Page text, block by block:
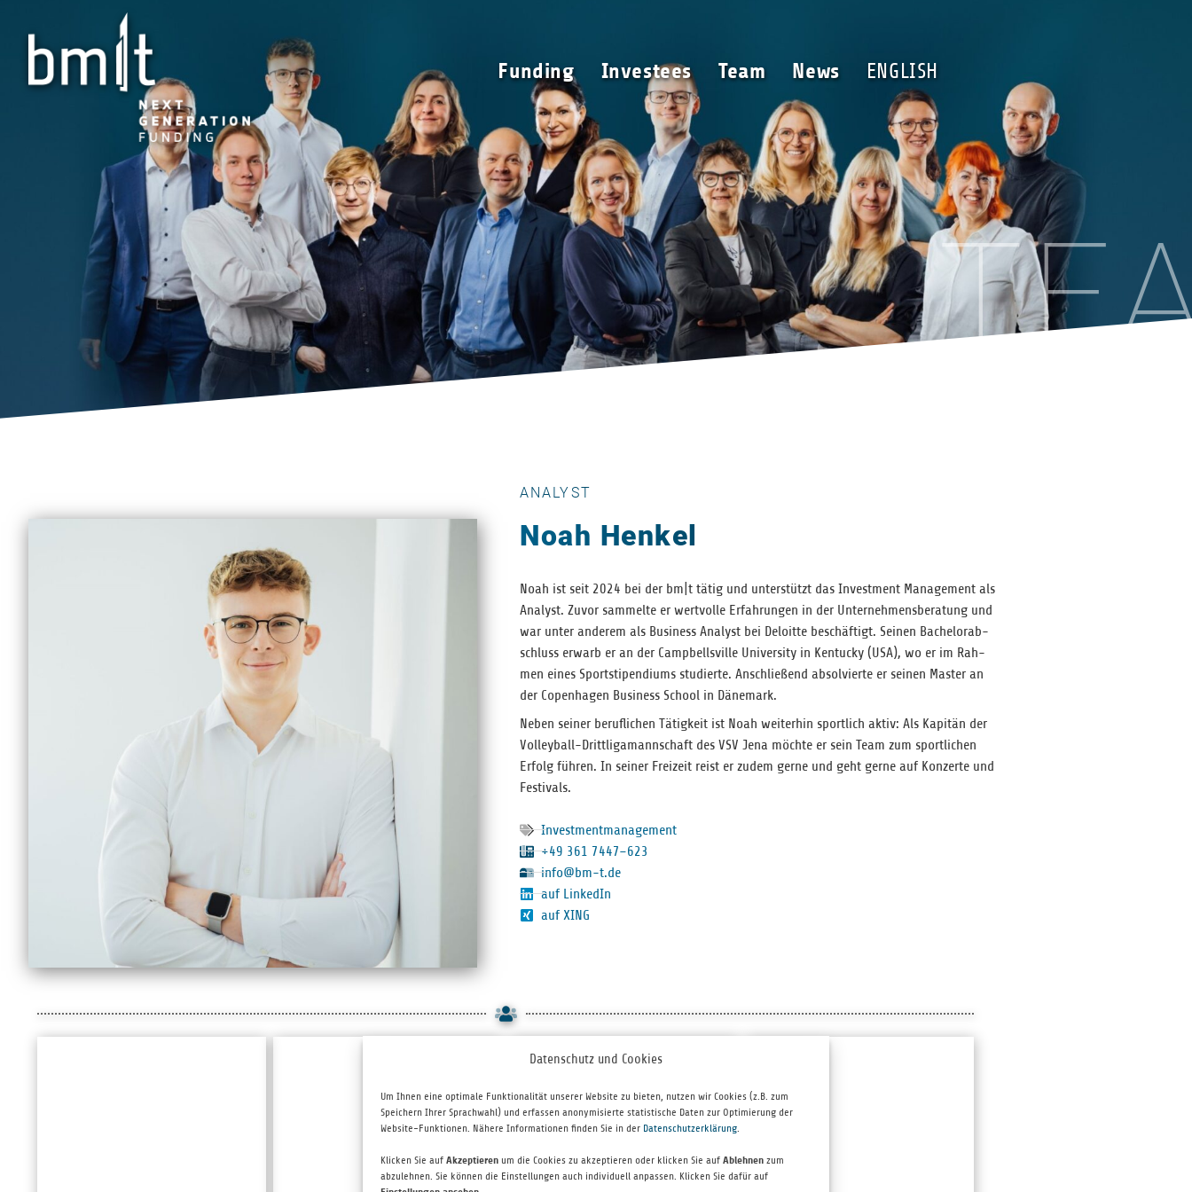
Datenschutz und Cookies
Um Ihnen eine optimale Funktionalität unserer Website zu bieten, nutzen wir Cookies (z.B. zum
Speichern Ihrer Sprachwahl) und erfassen anonymisierte statistische Daten zur Optimierung der
Website-Funktionen. Nähere Informationen finden Sie in der Datenschutzerklärung
Klicken Sie auf Akzeptieren um die Cookies zu akzeptieren oder klicken Sie auf Ablehnen zum
abzulehnen. Sie können die Einstellungen auch individuell anpassen. Klicken Sie dafür auf
Funding Investees Team News ENGLISH
ANALYST
Noah Henkel
Noah ist seit 2024 bei der bm|t tätig und unter­stützt das Invest­ment Manage­ment als
Ana­lyst. Zuvor sam­melte er wert­volle Erfah­run­gen in der Unter­neh­mens­be­ra­tung und
war unter ande­rem als Busi­ness Ana­lyst bei Deloitte beschäf­tigt. Sei­nen Bache­lor­ab­
schluss erwarb er an der Camp­bells­ville Uni­ver­sity in Ken­tu­cky (USA), wo er im Rah­
men eines Sport­sti­pen­di­ums stu­dierte. Anschlie­ßend absol­vierte er sei­nen Mas­ter an
der Copen­ha­gen Busi­ness School in Dänemark.
Neben sei­ner beruf­li­chen Tätig­keit ist Noah wei­ter­hin sport­lich aktiv: Als Kapi­tän der
Vol­ley­ball-Dritt­li­ga­mann­schaft des VSV Jena möchte er sein Team zum sport­li­chen
Erfolg füh­ren. In sei­ner Frei­zeit reist er zudem gerne und geht gerne auf Kon­zerte und
Festivals.
Investmentmanagement
+49 361 7447–623
info@bm-t.de
auf LinkedIn
auf XING